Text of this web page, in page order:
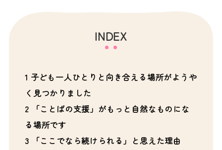
INDEX
1 子ども一人ひとりと向き合える場所がようや
く見つかりました
2 「ことばの支援」がもっと自然なものにな
る場所です
3 「ここでなら続けられる」と思えた理由